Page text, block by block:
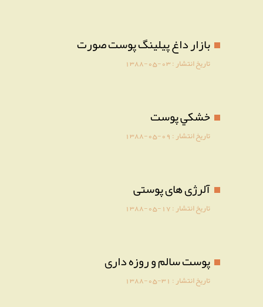
بازار داغ پیلینگ پوست صورت
تاریخ انتشار :1388-05-03
خشكي پوست
تاریخ انتشار :1388-05-09
آلرژی های پوستی
تاریخ انتشار :1388-05-17
پوست سالم و روزه داری
تاریخ انتشار : 1388-05-31